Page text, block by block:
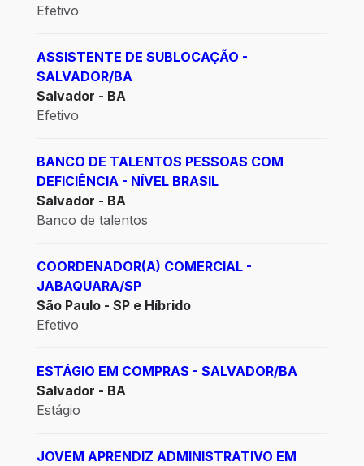
Efetivo
ASSISTENTE DE SUBLOCAÇÃO -
SALVADOR/BA
Salvador - BA
Efetivo
BANCO DE TALENTOS PESSOAS COM
DEFICIÊNCIA - NÍVEL BRASIL
Salvador - BA
Banco de talentos
COORDENADOR(A) COMERCIAL -
JABAQUARA/SP
São Paulo - SP e Híbrido
Efetivo
ESTÁGIO EM COMPRAS - SALVADOR/BA
Salvador - BA
Estágio
JOVEM APRENDIZ ADMINISTRATIVO EM